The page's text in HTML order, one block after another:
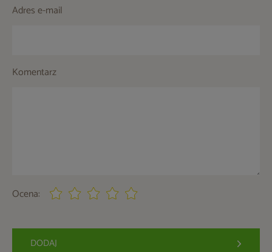
Adres e-mail
Komentarz
Ocena:
DODAJ